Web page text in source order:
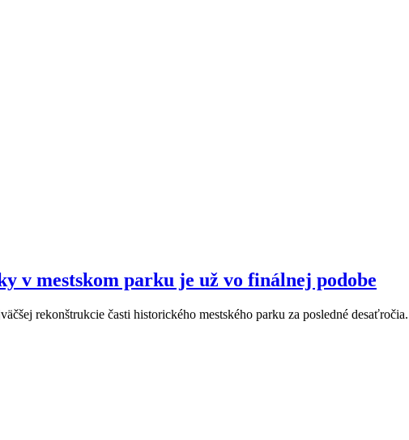
v mestskom parku je už vo finálnej podobe
rekonštrukcie časti historického mestského parku za posledné